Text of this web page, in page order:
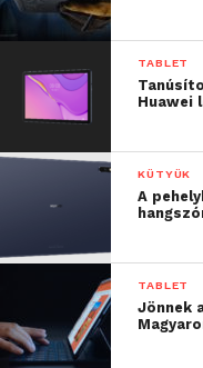
TABLET
Huawei
KÜTYÜK
A
TABLET
Jönnek